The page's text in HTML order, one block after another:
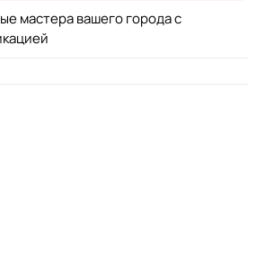
мастера вашего города с